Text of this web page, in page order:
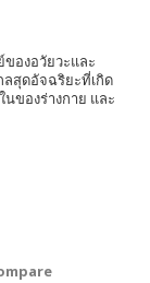
องอวัยวะและ
สุดอัจฉริยะที่เกิด
ของร่างกาย และ